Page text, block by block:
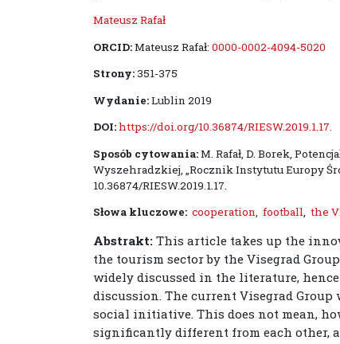
Mateusz Rafał
ORCID:Mateusz Rafał: 0000-0002-4094-5020
Strony: 351-375
Wydanie:Lublin 2019
DOI:https://doi.org/10.36874/RIESW.2019.1.17.
Sposób cytowania:M. Rafał, D. Borek,
Wyszehradzkiej, „Rocznik Instytutu Europy
10.36874/RIESW.2019.1.17.
Słowa kluczowe: cooperation, football, the
Abstrakt: This article takes up the
the tourism sector by the Visegrad
widely discussed in the literature,
discussion. The current Visegrad
social initiative. This does not mean,
significantly different from each other,